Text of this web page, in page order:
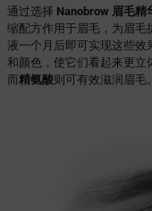
通过选择 Nanobrow 眉毛精
缩配方作用于眉毛，为眉毛
液一个月后即可实现这些效
和颜色，使它们看起来更立
而精氨酸则可有效滋润眉毛。